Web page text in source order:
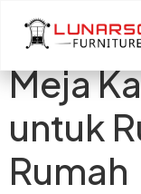
Meja
untuk
Rumah